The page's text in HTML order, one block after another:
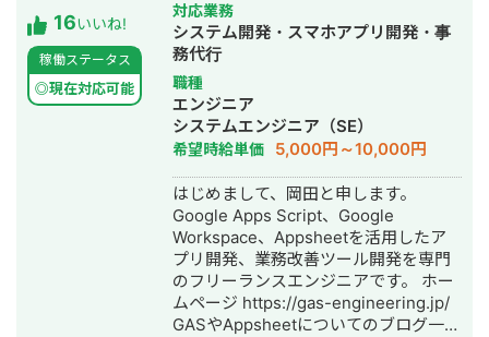
16いいね!
稼働ステータス
◎現在対応可能
対応業務
システム開発・スマホアプリ開発・事
務代行
職種
エンジニア
システムエンジニア（SE）
希望時給単価 5,000円～10,000円
はじめまして、岡田と申します。
Google Apps Script、Google
Workspace、Appsheetを活用したア
プリ開発、業務改善ツール開発を専門
のフリーランスエンジニアです。 ホー
ムページ https://gas-engineering.jp/
GASやAppsheetについてのブログ一覧